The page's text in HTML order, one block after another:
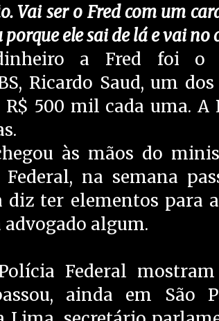
Vai ser o Fred com um
ele sai de lá e vai no
a Fred foi o
Ricardo Saud, um
R$ 500 mil cada uma.
às mãos do
na semana
diz ter elementos para
advogado algum.
Federal
ainda em São